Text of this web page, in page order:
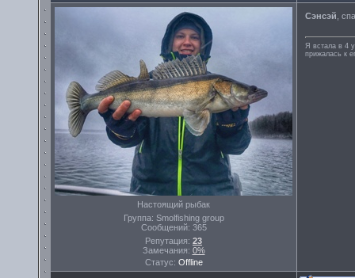
Настоящий рыбак
Группа: Smolfishing group
Сообщений: 365
Репутация: 23
Замечания: 0%
Статус: Offline
Сэнсэй ,
Я встала в 4
прижалась к